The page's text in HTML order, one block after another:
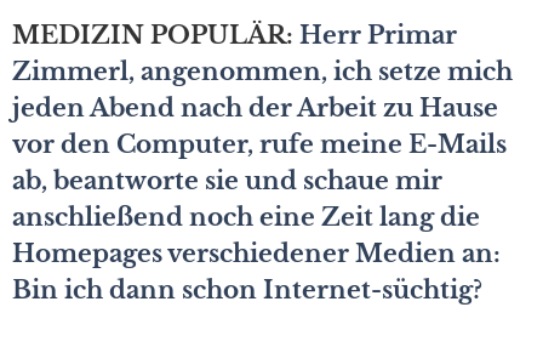
MEDIZIN POPULÄR: Herr Primar
Zimmerl, angenommen, ich setze mich
jeden Abend nach der Arbeit zu Hause
vor den Computer, rufe meine E-Mails
ab, beantworte sie und schaue mir
anschließend noch eine Zeit lang die
Homepages verschiedener Medien an:
Bin ich dann schon Internet-süchtig?